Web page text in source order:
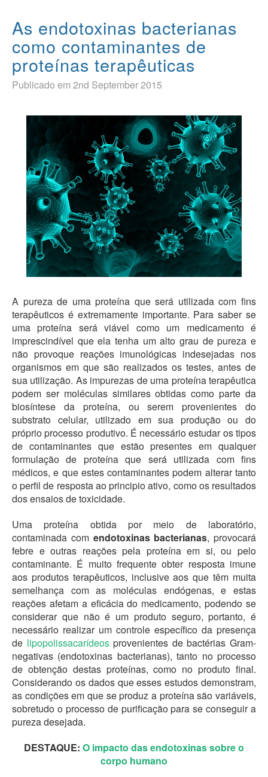
As endotoxinas bacterianas
como contaminantes de
proteínas terapêuticas
Publicado em 2nd September 2015
A pureza de uma proteína que será utilizada com fins
terapêuticos é extremamente importante. Para saber se
uma proteína será viável como um medicamento é
imprescindível que ela tenha um alto grau de pureza e
não provoque reações imunológicas indesejadas nos
organismos em que são realizados os testes, antes de
sua utilização. As impurezas de uma proteína terapêutica
podem ser moléculas similares obtidas como parte da
biosíntese da proteína, ou serem provenientes do
substrato celular, utilizado em sua produção ou do
próprio processo produtivo. É necessário estudar os tipos
de contaminantes que estão presentes em qualquer
formulação de proteína que será utilizada com fins
médicos, e que estes contaminantes podem alterar tanto
o perfil de resposta ao principio ativo, como os resultados
dos ensaios de toxicidade.
Uma proteína obtida por meio de laboratório,
contaminada com endotoxinas bacterianas, provocará
febre e outras reações pela proteína em si, ou pelo
contaminante. É muito frequente obter resposta imune
aos produtos terapêuticos, inclusive aos que têm muita
semelhança com as moléculas endógenas, e estas
reações afetam a eficácia do medicamento, podendo se
considerar que não é um produto seguro, portanto, é
necessário realizar um controle específico da presença
de lipopolissacarídeosprovenientes de bactérias Gram-
negativas (endotoxinas bacterianas), tanto no processo
de obtenção destas proteínas, como no produto final.
Considerando os dados que esses estudos demonstram,
as condições em que se produz a proteína são variáveis,
sobretudo o processo de purificação para se conseguir a
pureza desejada.
DESTAQUE: O impacto das endotoxinas sobre o
corpo humano